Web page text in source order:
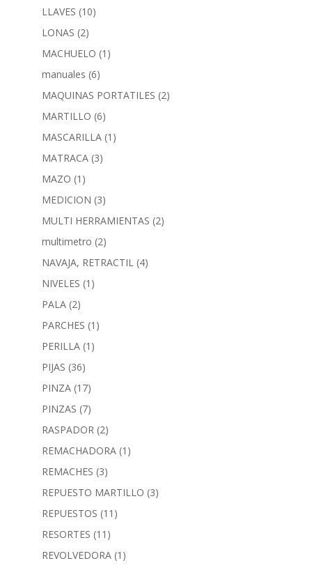
LLAVES (10)
LONAS (2)
MACHUELO (1)
manuales (6)
MAQUINAS PORTATILES (2)
MARTILLO (6)
MASCARILLA (1)
MATRACA (3)
MAZO (1)
MEDICION (3)
MULTI HERRAMIENTAS (2)
multimetro (2)
NAVAJA, RETRACTIL (4)
NIVELES (1)
PALA (2)
PARCHES (1)
PERILLA (1)
PIJAS (36)
PINZA (17)
PINZAS (7)
RASPADOR (2)
REMACHADORA (1)
REMACHES (3)
REPUESTO MARTILLO (3)
REPUESTOS (11)
RESORTES (11)
REVOLVEDORA (1)